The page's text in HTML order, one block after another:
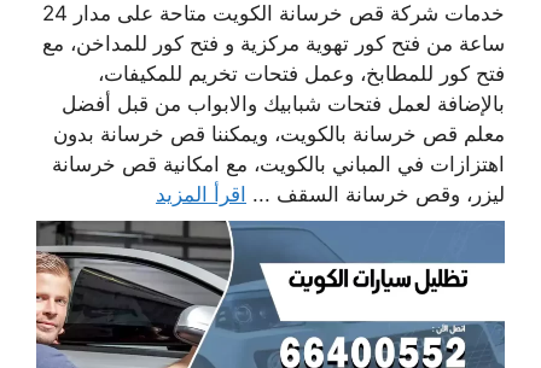
خدمات شركة قص خرسانة الكويت متاحة على مدار 24
ساعة من فتح كور تهوية مركزية و فتح كور للمداخن، مع
فتح كور للمطابخ، وعمل فتحات تخريم للمكيفات،
بالإضافة لعمل فتحات شبابيك والابواب من قبل أفضل
معلم قص خرسانة بالكويت، ويمكننا قص خرسانة بدون
اهتزازات في المباني بالكويت، مع امكانية قص خرسانة
ليزر، وقص خرسانة السقف ... اقرأ المزيد